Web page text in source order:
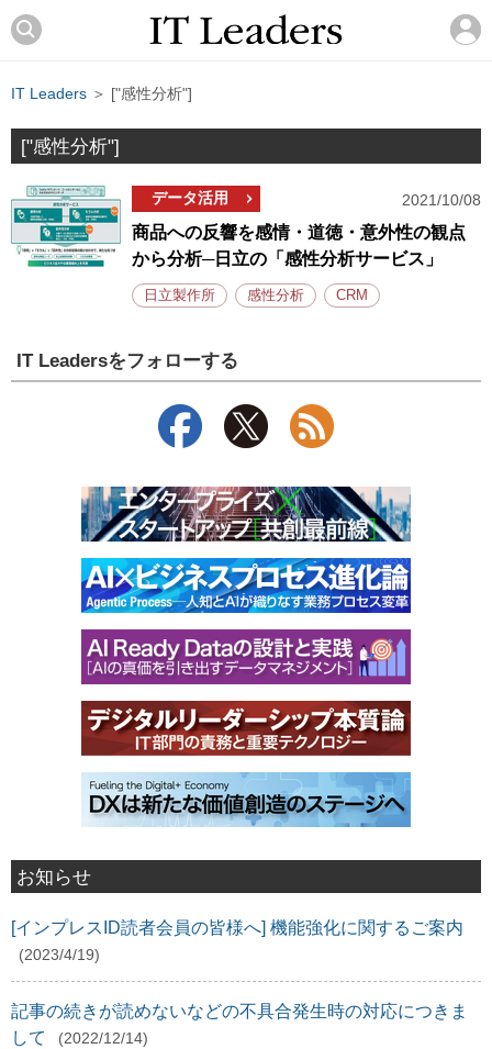
IT Leaders ＞ ["感性分析"]
["感性分析"]
データ活用 2021/10/08
商品への反響を感情・道徳・意外性の観点
から分析─日立の「感性分析サービス」
日立製作所 感性分析 CRM
IT Leadersをフォローする
お知らせ
[インプレスID読者会員の皆様へ] 機能強化に関するご案内
(2023/4/19)
記事の続きが読めないなどの不具合発生時の対応につきま
して
(2022/12/14)